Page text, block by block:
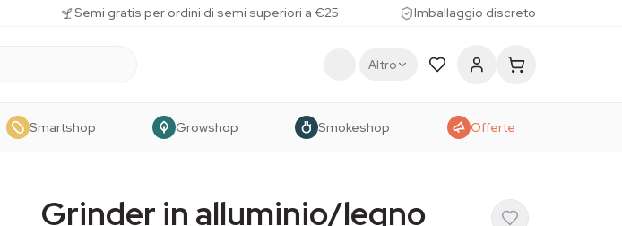
Semi gratis per ordini di semi superiori a €25 Imballaggio discreto
Altro
Smartshop Growshop Smokeshop Offerte
Grinder in alluminio/legno